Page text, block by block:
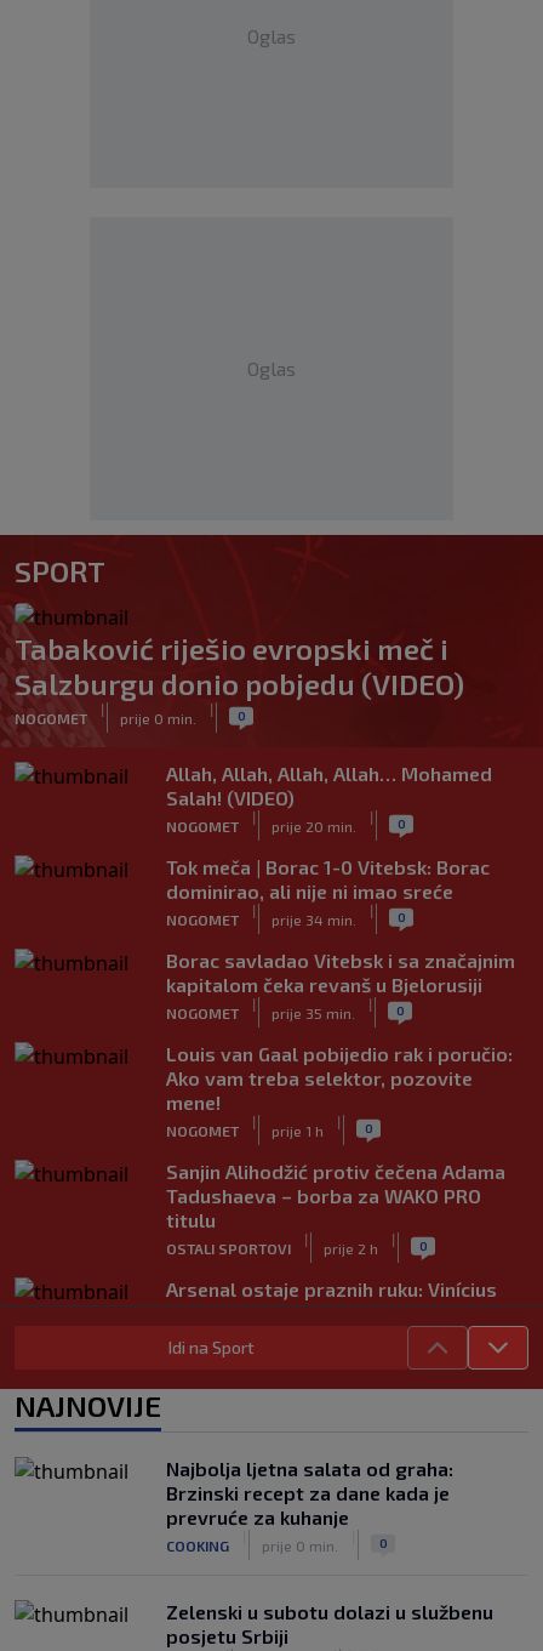
Oglas
Oglas
SPORT
Tabaković riješio evropski meč i
Salzburgu donio pobjedu (VIDEO)
NOGOMET
|
prije 0 min.
| 0
Allah, Allah, Allah, Allah… Mohamed
Salah! (VIDEO)
NOGOMET
|
prije 20 min.
| 0
Tok meča | Borac 1-0 Vitebsk: Borac
dominirao, ali nije ni imao sreće
NOGOMET
|
prije 34 min.
| 0
Borac savladao Vitebsk i sa značajnim
kapitalom čeka revanš u Bjelorusiji
NOGOMET
|
prije 35 min.
| 0
Louis van Gaal pobijedio rak i poručio:
Ako vam treba selektor, pozovite
mene!
NOGOMET
|
prije 1 h
| 0
Sanjin Alihodžić protiv čečena Adama
Tadushaeva – borba za WAKO PRO
titulu
OSTALI SPORTOVI
|
prije 2 h
| 0
Arsenal ostaje praznih ruku: Vinícius
Júnior i Real Madrid postigli dogovor
NOGOMET
NOGOMET
| | 0
Izvinjenje s elementima prijetnje i
„gomila slabića“ u UEFA-i
Idi na Sport
NAJNOVIJE
Najbolja ljetna salata od graha:
Brzinski recept za dane kada je
prevruće za kuhanje
COOKING prije 0 min. 0
Zelenski u subotu dolazi u službenu
posjetu Srbiji